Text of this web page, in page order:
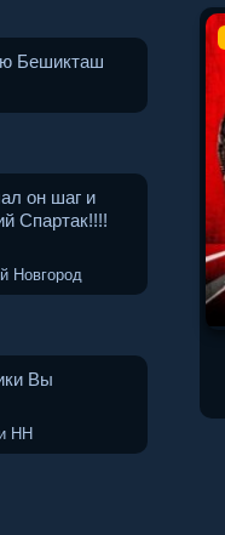
Бешикташ
он шаг и
Спартак!!!!
Новгород
Вы
НН